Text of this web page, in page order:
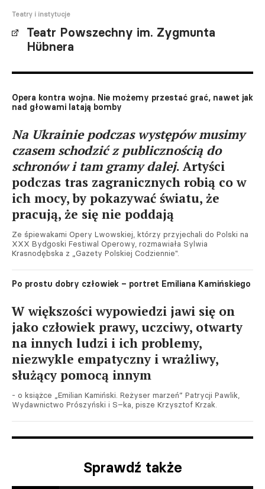
Teatry i instytucje
Teatr Powszechny im. Zygmunta
Hübnera
Opera kontra wojna. Nie możemy przestać grać, nawet jak
nad głowami latają bomby
Na Ukrainie podczas występów musimy
czasem schodzić z publicznością do
schronów i tam gramy dalej. Artyści
podczas tras zagranicznych robią co w
ich mocy, by pokazywać światu, że
pracują, że się nie poddają
Ze śpiewakami Opery Lwowskiej, którzy przyjechali do Polski na
XXX Bydgoski Festiwal Operowy, rozmawiała Sylwia
Krasnodębska z „Gazety Polskiej Codziennie".
Po prostu dobry człowiek – portret Emiliana Kamińskiego
W większości wypowiedzi jawi się on
jako człowiek prawy, uczciwy, otwarty
na innych ludzi i ich problemy,
niezwykle empatyczny i wrażliwy,
służący pomocą innym
- o książce „Emilian Kamiński. Reżyser marzeń” Patrycji Pawlik,
Wydawnictwo Prószyński i S–ka, pisze Krzysztof Krzak.
Sprawdź także